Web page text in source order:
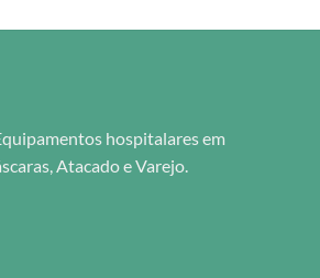
hospitalares em
Atacado e Varejo.